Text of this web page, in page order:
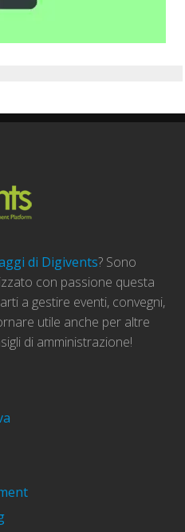
di Digivents? Sono
con passione questa
a gestire eventi, convegni,
utile anche per altre
di amministrazione!